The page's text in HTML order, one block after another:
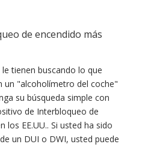
de encendido más
tienen buscando lo que
un "alcoholímetro del coche"
su búsqueda simple con
de Interbloqueo de
los EE.UU.. Si usted ha sido
un DUI o DWI, usted puede